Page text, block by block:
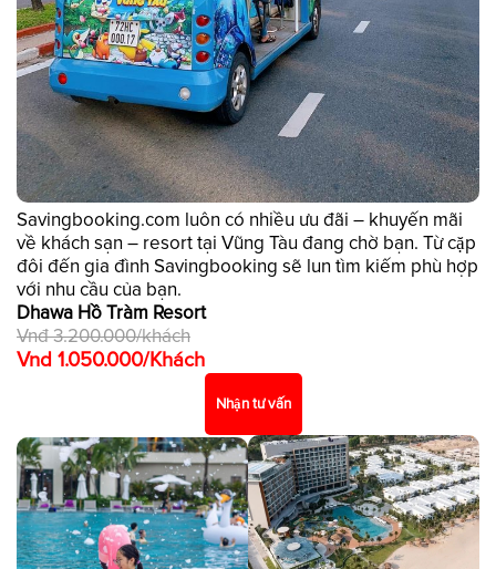
Savingbooking.com luôn có nhiều ưu đãi – khuyến mãi
về khách sạn – resort tại Vũng Tàu đang chờ bạn. Từ cặp
đôi đến gia đình Savingbooking sẽ lun tìm kiếm phù hợp
với nhu cầu của bạn.
Dhawa Hồ Tràm Resort
Vnđ 3.200.000/khách
Vnd 1.050.000/Khách
Nhận tư vấn